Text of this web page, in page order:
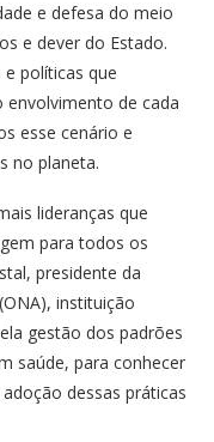
e defesa do meio
e dever do Estado.
políticas que
de cada
esse cenário e
no planeta.
lideranças que
para todos os
presidente da
instituição
gestão dos padrões
saúde, para conhecer
dessas práticas